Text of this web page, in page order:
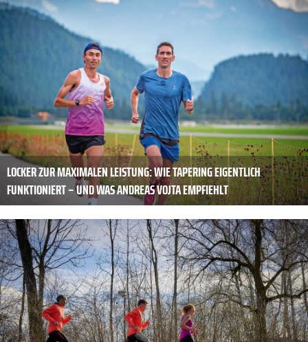
LOCKER ZUR MAXI­MALEN LEISTUNG: WIE TAPERING EIGENTLICH
FUNKTIONIERT – UND WAS ANDREAS VOJTA EMPFIEHLT